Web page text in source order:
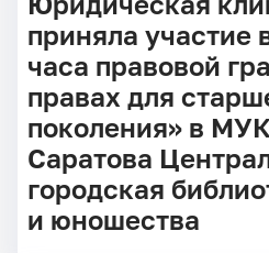
приняла участие
часа правовой
правах для
поколения» в
Саратова
городская
и юношества